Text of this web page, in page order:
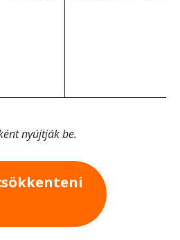
nyújtják be.